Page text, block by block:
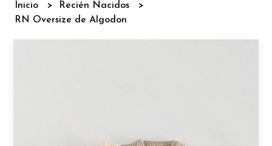
Inicio
Recién Nacidos
RN Oversize de Algodon